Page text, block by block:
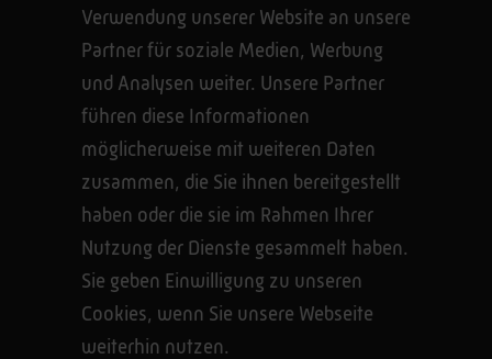
Verwendung unserer Website an unsere
Partner für soziale Medien, Werbung
und Analysen weiter. Unsere Partner
führen diese Informationen
möglicherweise mit weiteren Daten
zusammen, die Sie ihnen bereitgestellt
haben oder die sie im Rahmen Ihrer
Nutzung der Dienste gesammelt haben.
Sie geben Einwilligung zu unseren
Cookies, wenn Sie unsere Webseite
weiterhin nutzen.